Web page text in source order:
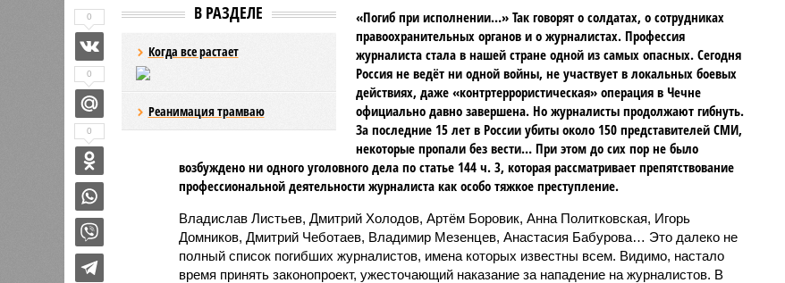
В РАЗДЕЛЕ
Когда все растает
Реанимация трамваю
«Погиб при исполнении…» Так говорят о солдатах, о сотрудниках
правоохранительных органов и о журналистах. Профессия
журналиста стала в нашей стране одной из самых опасных. Сегодня
Россия не ведёт ни одной войны, не участвует в локальных боевых
действиях, даже «контртеррористическая» операция в Чечне
официально давно завершена. Но журналисты продолжают гибнуть.
За последние 15 лет в России убиты около 150 представителей СМИ,
некоторые пропали без вести… При этом до сих пор не было
возбуждено ни одного уголовного дела по статье 144 ч. 3, которая рассматривает препятствование
профессиональной деятельности журналиста как особо тяжкое преступление.
Владислав Листьев, Дмитрий Холодов, Артём Боровик, Анна Политковская, Игорь
Домников, Дмитрий Чеботаев, Владимир Мезенцев, Анастасия Бабурова… Это далеко не
полный список погибших журналистов, имена которых известны всем. Видимо, настало
время принять законопроект, ужесточающий наказание за нападение на журналистов. В
0
0
0